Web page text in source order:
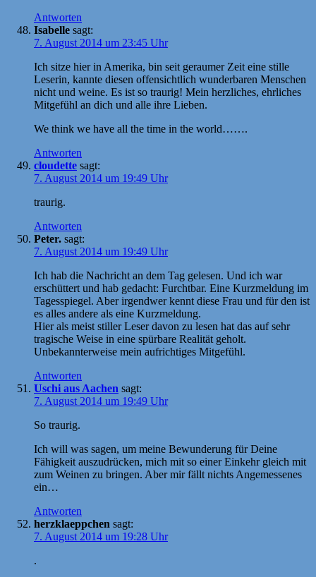
Antworten
Isabelle sagt:
7. August 2014 um 23:45 Uhr
Ich sitze hier in Amerika, bin seit geraumer Zeit eine stille
Leserin, kannte diesen offensichtlich wunderbaren Menschen
nicht und weine. Es ist so traurig! Mein herzliches, ehrliches
Mitgefühl an dich und alle ihre Lieben.
We think we have all the time in the world…….
Antworten
cloudette sagt:
7. August 2014 um 19:49 Uhr
traurig.
Antworten
Peter. sagt:
7. August 2014 um 19:49 Uhr
Ich hab die Nachricht an dem Tag gelesen. Und ich war
erschüttert und hab gedacht: Furchtbar. Eine Kurzmeldung im
Tagesspiegel. Aber irgendwer kennt diese Frau und für den ist
es alles andere als eine Kurzmeldung.
Hier als meist stiller Leser davon zu lesen hat das auf sehr
tragische Weise in eine spürbare Realität geholt.
Unbekannterweise mein aufrichtiges Mitgefühl.
Antworten
Uschi aus Aachen sagt:
7. August 2014 um 19:49 Uhr
So traurig.
Ich will was sagen, um meine Bewunderung für Deine
Fähigkeit auszudrücken, mich mit so einer Einkehr gleich mit
zum Weinen zu bringen. Aber mir fällt nichts Angemessenes
ein…
Antworten
herzklaeppchen sagt:
7. August 2014 um 19:28 Uhr
.